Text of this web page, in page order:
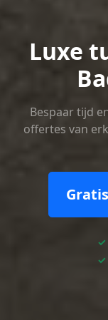
Luxe
Bespaar tijd
offertes van
✓
✓